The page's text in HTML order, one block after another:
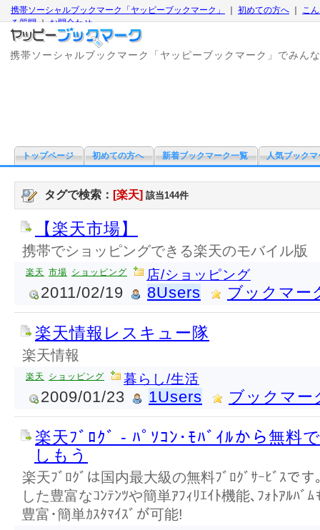
携帯ソーシャルブックマーク「ヤッピーブックマーク」 初めての方へ
こ
る質問｜お問合わせ
携帯ソーシャルブックマーク「ヤッピーブックマーク」でみん
トップページ 初めての方へ 新着ブックマーク一覧 人気ブックマ
タグで検索： [楽天] 該当144件
【楽天市場】
携帯でショッピングできる楽天のモバイル版
楽天 市場 ショッピング 店/ショッピング
2011/02/19 8Users ブックマー
楽天情報レスキュー隊
楽天情報
楽天 ショッピング 暮らし/生活
2009/01/23 1Users ブックマー
楽天ﾌﾞﾛｸﾞ - ﾊﾟｿｺﾝ･ﾓﾊﾞｲﾙから無料
しもう
楽天ﾌﾞﾛｸﾞは国内最大級の無料ﾌﾞﾛｸﾞｻｰﾋﾞｽで
した豊富なｺﾝﾃﾝﾂや簡単ｱﾌｨﾘｴｲﾄ機能､ﾌｫﾄｱﾙﾊﾞ
豊富･簡単ｶｽﾀﾏｲｽﾞが可能!